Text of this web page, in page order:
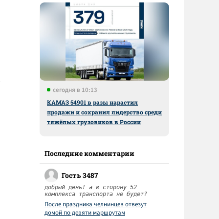
сегодня в 10:13
КАМАЗ 54901 в разы нарастил
продажи и сохранил лидерство среди
тяжёлых грузовиков в России
Последние комментарии
Гость 3487
добрый день! а в сторону 52
комплекса транспорта не будет?
После праздника челнинцев отвезут
домой по девяти маршрутам